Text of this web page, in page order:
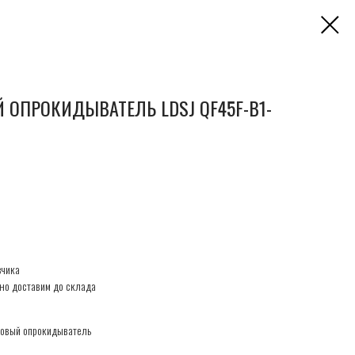
LDSJ QF45F-B1-
доставим до склада
опрокидыватель